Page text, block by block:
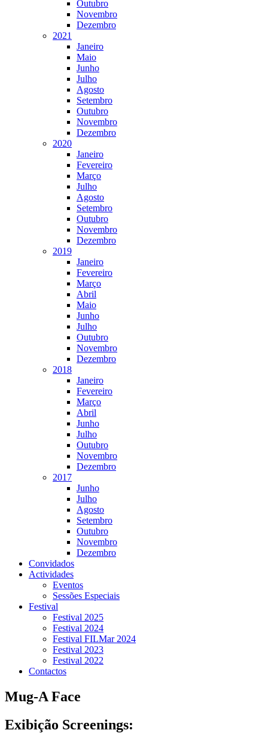
Outubro
Novembro
Dezembro
2021
Janeiro
Maio
Junho
Julho
Agosto
Setembro
Outubro
Novembro
Dezembro
2020
Janeiro
Fevereiro
Março
Julho
Agosto
Setembro
Outubro
Novembro
Dezembro
2019
Janeiro
Fevereiro
Março
Abril
Maio
Junho
Julho
Outubro
Novembro
Dezembro
2018
Janeiro
Fevereiro
Março
Abril
Junho
Julho
Outubro
Novembro
Dezembro
2017
Junho
Julho
Agosto
Setembro
Outubro
Novembro
Dezembro
Convidados
Actividades
Eventos
Sessões Especiais
Festival
Festival 2025
Festival 2024
Festival FILMar 2024
Festival 2023
Festival 2022
Contactos
Mug-A Face
Exibição Screenings: